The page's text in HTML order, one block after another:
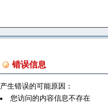
错误信息
产生错误的可能原因：
您访问的内容信息不存在